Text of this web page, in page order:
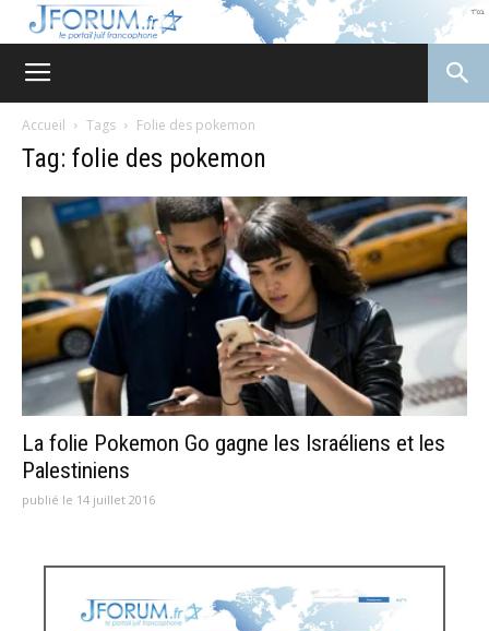
Accueil Tags Folie des pokemon
Tag: folie des pokemon
La folie Pokemon Go gagne les Israéliens et les
Palestiniens
publié le 14 juillet 2016